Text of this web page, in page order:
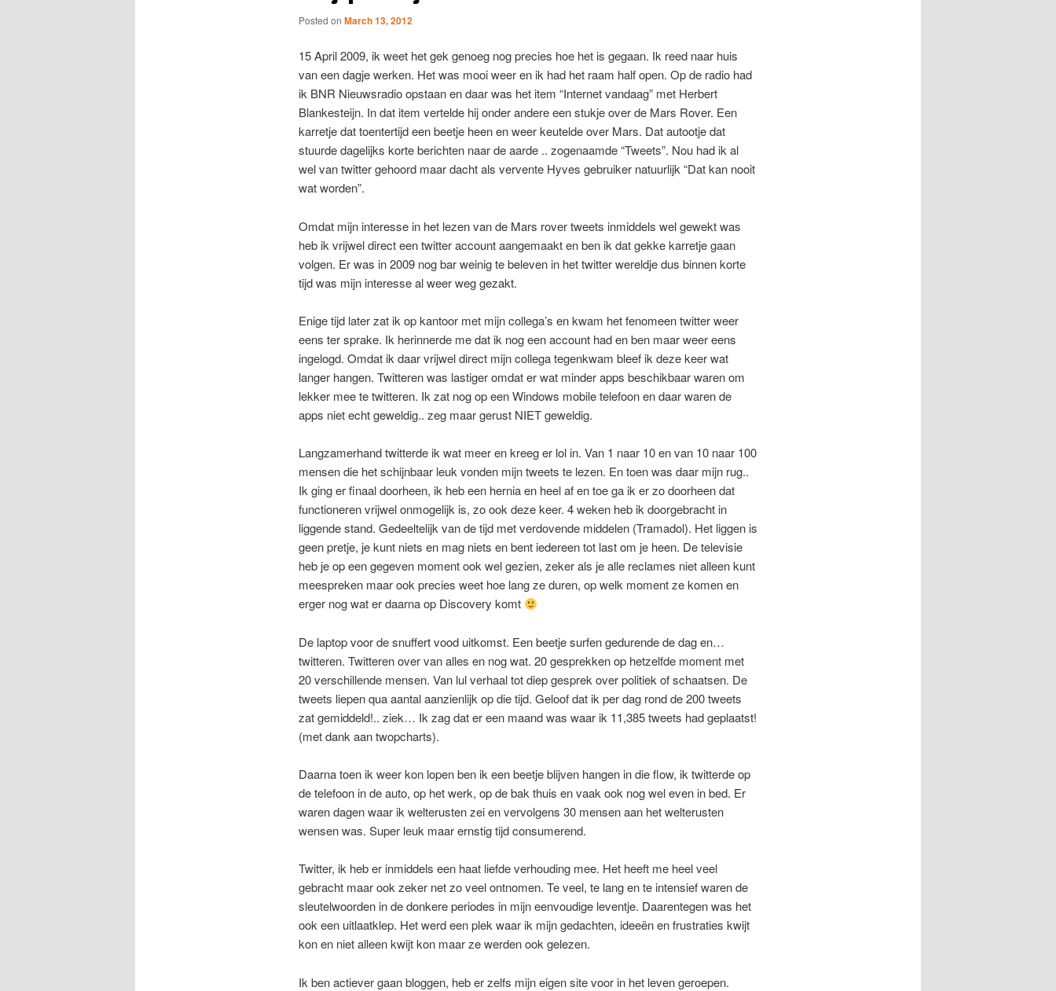
Posted on March 13, 2012
15 April 2009, ik weet het gek genoeg nog precies hoe het is gegaan. Ik reed naar huis
van een dagje werken. Het was mooi weer en ik had het raam half open. Op de radio had
ik BNR Nieuwsradio opstaan en daar was het item “Internet vandaag” met Herbert
Blankesteijn. In dat item vertelde hij onder andere een stukje over de Mars Rover. Een
karretje dat toentertijd een beetje heen en weer keutelde over Mars. Dat autootje dat
stuurde dagelijks korte berichten naar de aarde .. zogenaamde “Tweets”. Nou had ik al
wel van twitter gehoord maar dacht als vervente Hyves gebruiker natuurlijk “Dat kan nooit
wat worden”.
Omdat mijn interesse in het lezen van de Mars rover tweets inmiddels wel gewekt was
heb ik vrijwel direct een twitter account aangemaakt en ben ik dat gekke karretje gaan
volgen. Er was in 2009 nog bar weinig te beleven in het twitter wereldje dus binnen korte
tijd was mijn interesse al weer weg gezakt.
Enige tijd later zat ik op kantoor met mijn collega’s en kwam het fenomeen twitter weer
eens ter sprake. Ik herinnerde me dat ik nog een account had en ben maar weer eens
ingelogd. Omdat ik daar vrijwel direct mijn collega tegenkwam bleef ik deze keer wat
langer hangen. Twitteren was lastiger omdat er wat minder apps beschikbaar waren om
lekker mee te twitteren. Ik zat nog op een Windows mobile telefoon en daar waren de
apps niet echt geweldig.. zeg maar gerust NIET geweldig.
Langzamerhand twitterde ik wat meer en kreeg er lol in. Van 1 naar 10 en van 10 naar 100
mensen die het schijnbaar leuk vonden mijn tweets te lezen. En toen was daar mijn rug..
Ik ging er finaal doorheen, ik heb een hernia en heel af en toe ga ik er zo doorheen dat
functioneren vrijwel onmogelijk is, zo ook deze keer. 4 weken heb ik doorgebracht in
liggende stand. Gedeeltelijk van de tijd met verdovende middelen (Tramadol). Het liggen is
geen pretje, je kunt niets en mag niets en bent iedereen tot last om je heen. De televisie
heb je op een gegeven moment ook wel gezien, zeker als je alle reclames niet alleen kunt
meespreken maar ook precies weet hoe lang ze duren, op welk moment ze komen en
erger nog wat er daarna op Discovery komt
De laptop voor de snuffert vood uitkomst. Een beetje surfen gedurende de dag en…
twitteren. Twitteren over van alles en nog wat. 20 gesprekken op hetzelfde moment met
20 verschillende mensen. Van lul verhaal tot diep gesprek over politiek of schaatsen. De
tweets liepen qua aantal aanzienlijk op die tijd. Geloof dat ik per dag rond de 200 tweets
zat gemiddeld!.. ziek… Ik zag dat er een maand was waar ik 11,385 tweets had geplaatst!
(met dank aan twopcharts).
Daarna toen ik weer kon lopen ben ik een beetje blijven hangen in die flow, ik twitterde op
de telefoon in de auto, op het werk, op de bak thuis en vaak ook nog wel even in bed. Er
waren dagen waar ik welterusten zei en vervolgens 30 mensen aan het welterusten
wensen was. Super leuk maar ernstig tijd consumerend.
Twitter, ik heb er inmiddels een haat liefde verhouding mee. Het heeft me heel veel
gebracht maar ook zeker net zo veel ontnomen. Te veel, te lang en te intensief waren de
sleutelwoorden in de donkere periodes in mijn eenvoudige leventje. Daarentegen was het
ook een uitlaatklep. Het werd een plek waar ik mijn gedachten, ideeën en frustraties kwijt
kon en niet alleen kwijt kon maar ze werden ook gelezen.
Ik ben actiever gaan bloggen, heb er zelfs mijn eigen site voor in het leven geroepen.